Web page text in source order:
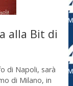
alla Bit di
di Napoli, sarà
di Milano, in